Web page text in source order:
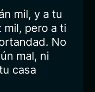
mil, y a tu
pero a ti
No
mal, ni
casa